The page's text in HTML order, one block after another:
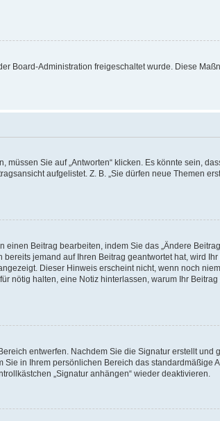
Board-Administration freigeschaltet wurde. Diese
Sie auf „Antworten“ klicken. Es könnte sein,
aufgelistet. Z. B. „Sie dürfen neue Themen
Beitrag bearbeiten, indem Sie das „Ändere
jemand auf Ihren Beitrag geantwortet hat, wird
Dieser Hinweis erscheint nicht, wenn noch
nötig halten, eine Notiz hinterlassen, warum Ihr
entwerfen. Nachdem Sie die Signatur erstellt und
in Ihrem persönlichen Bereich das standardmäßige
„Signatur anhängen“ wieder deaktivieren.